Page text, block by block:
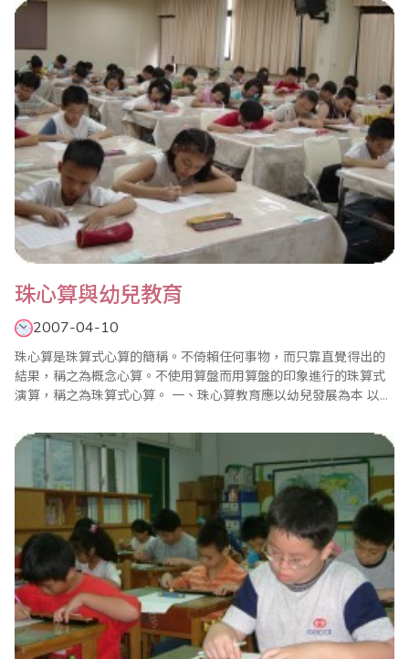
前，全面實施應試教育向素質教育轉軌，而“啟智與樂趣教育”正是
變應試教育為素質教育的一種現..
珠心算與幼兒教育
2007-04-10
珠心算是珠算式心算的簡稱。不倚賴任何事物，而只靠直覺得出的
結果，稱之為概念心算。不使用算盤而用算盤的印象進行的珠算式
演算，稱之為珠算式心算。 一、珠心算教育應以幼兒發展為本 以幼
性，這是幼兒教育理念所必須依據的指導思想。幼兒的年齡特點決
定了他們的認知規律、思惟特點、發展過程不同於成人。皮亞杰的
認知理論告訴..